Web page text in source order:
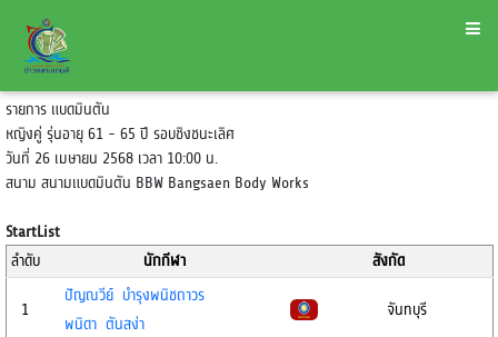
รายการ แบดมินตัน
หญิงคู่ รุ่นอายุ 61 - 65 ปี รอบชิงชนะเลิศ
วันที่ 26 เมษายน 2568 เวลา 10:00 น.
สนาม สนามแบดมินตัน BBW Bangsaen Body Works
StartList
ลำดับ
นักกีฬา สังกัด
1
ปัญณวีย์ บำรุงพนิชถาวร
พนิดา ตันสง่า
จันทบุรี